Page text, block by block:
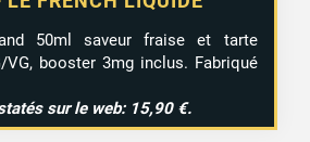
50ml saveur fraise et tarte
VG, booster 3mg inclus. Fabriqué
sur le web: 15,90 €.